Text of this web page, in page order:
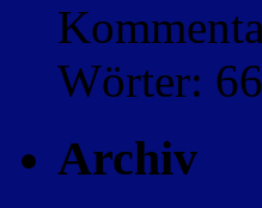
Wörter:
Archiv